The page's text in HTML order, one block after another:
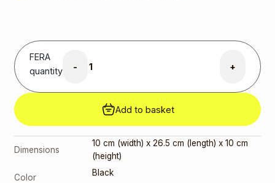
FERA
quantity
- +
Add to basket
Dimensions
10 cm (width) x 26.5 cm (length) x 10 cm
(height)
Color Black